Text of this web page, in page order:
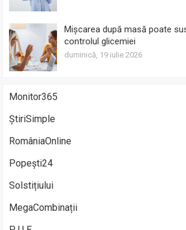
Mișcarea după masă poate
controlul glicemiei
duminică, 19 iulie 2026
Monitor365
ȘtiriSimple
RomâniaOnline
Popești24
Solstițiului
MegaCombinații